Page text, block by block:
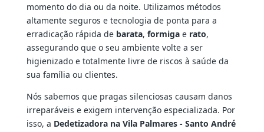
momento do dia ou da noite. Utilizamos métodos
altamente seguros e tecnologia de ponta para a
erradicação rápida de barata, formigae rato,
assegurando que o seu ambiente volte a ser
higienizado e totalmente livre de riscos à saúde da
sua família ou clientes.
Nós sabemos que pragas silenciosas causam danos
irreparáveis e exigem intervenção especializada. Por
isso, a Dedetizadora na Vila Palmares - Santo André